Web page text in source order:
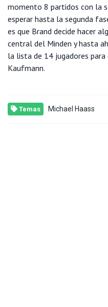
momento 8 partidos con la
esperar hasta la segunda
es que Brand decide hacer
central del Minden y hasta
la lista de 14 jugadores
Kaufmann.
Temas Michael Haass